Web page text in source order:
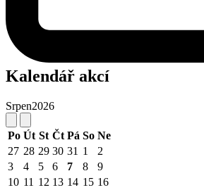
Kalendář akcí
Srpen2026
Po Út St Čt Pá So Ne
27 28 29 30 31 1
2
3
4 5 6 7 8
9
10 11 12 13 14 15 16